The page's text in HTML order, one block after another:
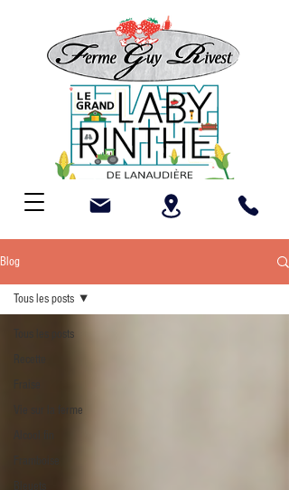
Blog
Tous les posts
Vie sur la ferme
Tous les posts